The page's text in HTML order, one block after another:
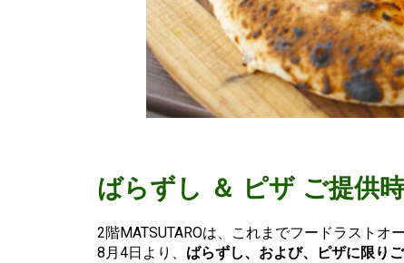
ばらずし ＆ ピザ ご提供時
2階MATSUTAROは、これまでフードラストオ
8月4日より、 ばらずし、および、ピザに限り